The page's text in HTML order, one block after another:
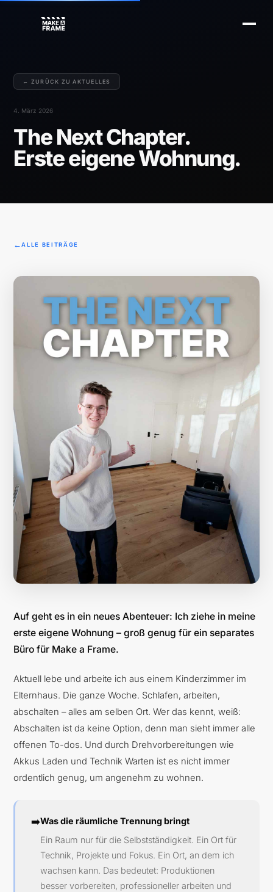
← ZURÜCK ZU AKTUELLES
4. März 2026
The Next Chapter.
Erste eigene Wohnung.
ALLE BEITRÄGE
Auf geht es in ein neues Abenteuer: Ich ziehe in meine
erste eigene Wohnung – groß genug für ein separates
Büro für Make a Frame.
Aktuell lebe und arbeite ich aus einem Kinderzimmer im
Elternhaus. Die ganze Woche. Schlafen, arbeiten,
abschalten – alles am selben Ort. Wer das kennt, weiß:
Abschalten ist da keine Option, denn man sieht immer alle
offenen To-dos. Und durch Drehvorbereitungen wie
Akkus Laden und Technik Warten ist es nicht immer
ordentlich genug, um angenehm zu wohnen.
➡️Was die räumliche Trennung bringt
Ein Raum nur für die Selbstständigkeit. Ein Ort für
Technik, Projekte und Fokus. Ein Ort, an dem ich
wachsen kann. Das bedeutet: Produktionen
besser vorbereiten, professioneller arbeiten und